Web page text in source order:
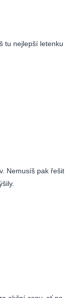
tu nejlepší letenku
Nemusíš pak řešit